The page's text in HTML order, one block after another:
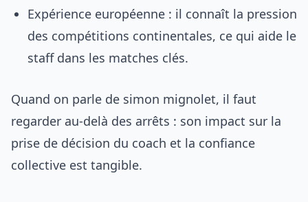
Expérience européenne : il connaît la pression
des compétitions continentales, ce qui aide le
staff dans les matches clés.
Quand on parle de simon mignolet, il faut
regarder au-delà des arrêts : son impact sur la
prise de décision du coach et la confiance
collective est tangible.